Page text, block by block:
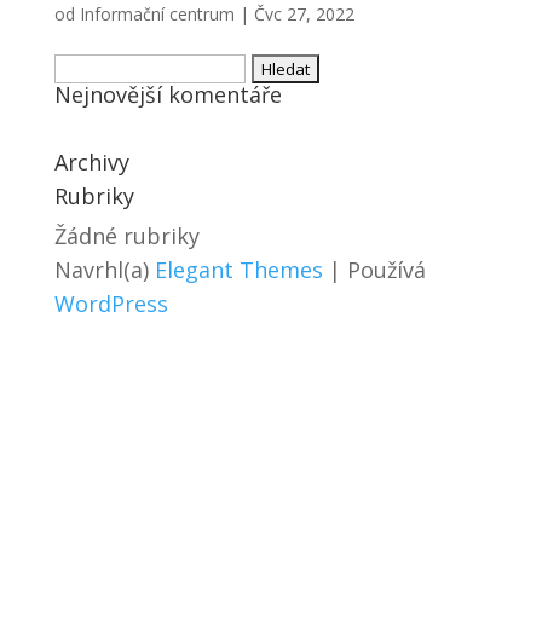
od Informační centrum | Čvc 27, 2022
Vyhledávání
Nejnovější komentáře
Archivy
Rubriky
Žádné rubriky
Navrhl(a) Elegant Themes | Používá
WordPress